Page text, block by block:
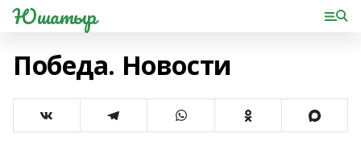
Юшатыр
Победа. Новости